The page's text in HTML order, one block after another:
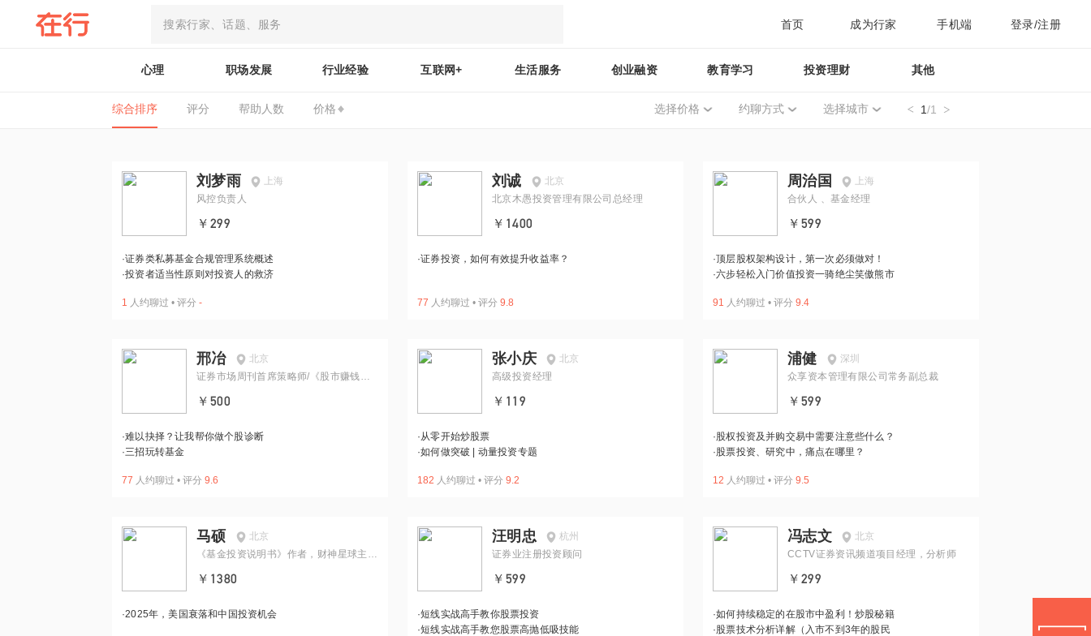
首页 成为行家 手机端 登录/注册
心理 职场发展 行业经验 互联网+ 生活服务 创业融资 教育学习 投资理财 其他
综合排序 评分 帮助人数 价格 选择价格 约聊方式 选择城市 1/1
刘梦雨
上海
风控负责人
￥299
·证券类私募基金合规管理系统概述
·投资者适当性原则对投资人的救济
1 人约聊过 • 评分 -
刘诚
北京
北京木愚投资管理有限公司总经理
￥1400
·证券投资，如何有效提升收益率？
77 人约聊过 • 评分 9.8
周治国
上海
合伙人 、基金经理
￥599
·顶层股权架构设计，第一次必须做对！
·六步轻松入门价值投资一骑绝尘笑傲熊市
91 人约聊过 • 评分 9.4
邢冶
北京
证券市场周刊首席策略师/《股市赚钱你
￥500
·难以抉择？让我帮你做个股诊断
·三招玩转基金
77 人约聊过 • 评分 9.6
张小庆
北京
高级投资经理
￥119
·从零开始炒股票
·如何做突破 | 动量投资专题
182 人约聊过 • 评分 9.2
浦健
深圳
众享资本管理有限公司常务副总裁
￥599
·股权投资及并购交易中需要注意些什么？
·股票投资、研究中，痛点在哪里？
12 人约聊过 • 评分 9.5
马硕
北京
《基金投资说明书》作者，财神星球主理
￥1380
·2025年，美国衰落和中国投资机会
汪明忠
杭州
证券业注册投资顾问
￥599
·短线实战高手教你股票投资
·短线实战高手教您股票高抛低吸技能
冯志文
北京
CCTV证券资讯频道项目经理，分析师
￥299
·如何持续稳定的在股市中盈利！炒股秘籍
·股票技术分析详解（入市不到3年的股民